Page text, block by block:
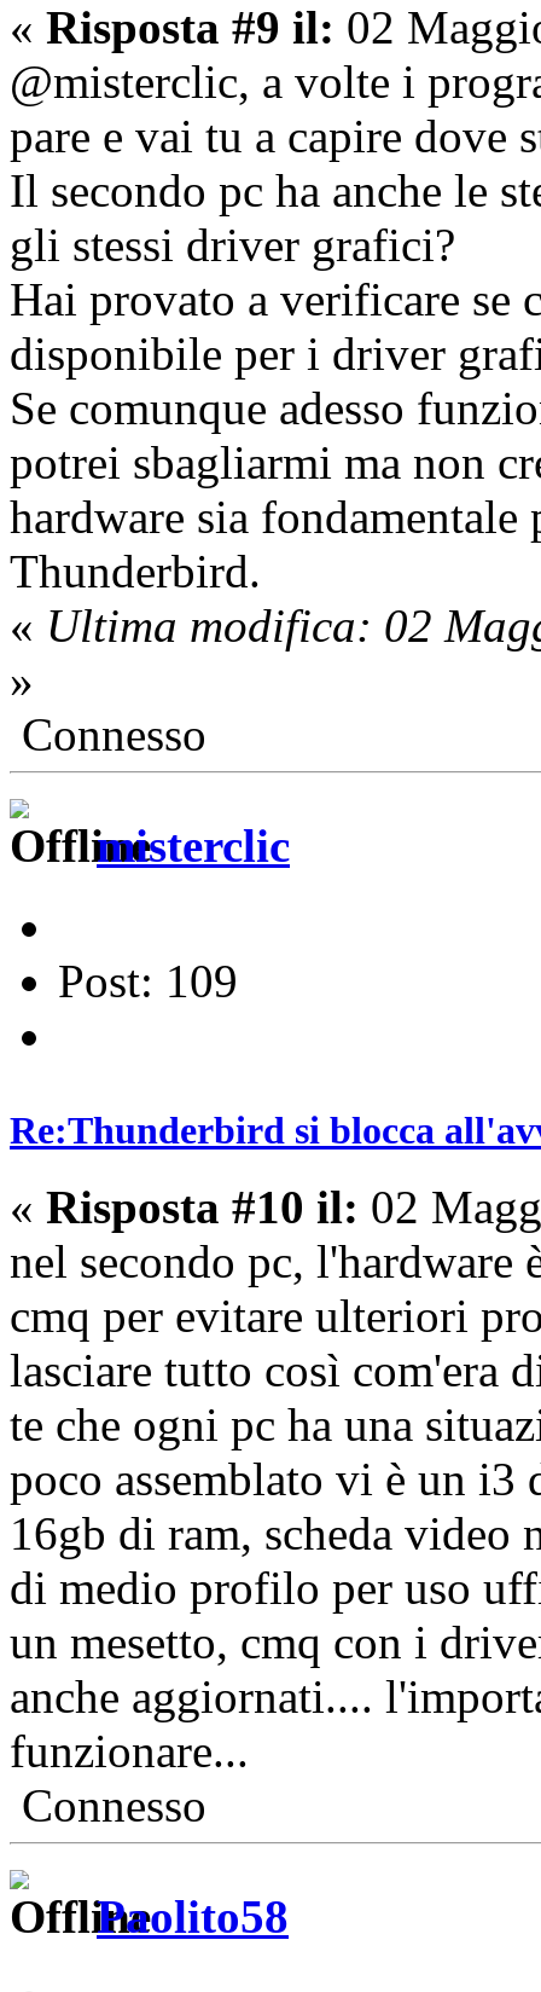
« Risposta #9 il: 02
@misterclic, a volte i
pare e vai tu a capire
Il secondo pc ha anche le
gli stessi driver grafici?
Hai provato a verificare se
disponibile per i driver
Se comunque adesso
potrei sbagliarmi ma non
hardware sia
Thunderbird.
« Ultima modifica: 02
»
Connesso
misterclic
Post: 109
Re:Thunderbird si blocca
« Risposta #10 il: 02
nel secondo pc, l'hardware
cmq per evitare ulteriori
lasciare tutto così com'era
te che ogni pc ha una
poco assemblato vi è un i3
16gb di ram, scheda video
di medio profilo per uso
un mesetto, cmq con i
anche aggiornati....
funzionare...
Connesso
Paolito58